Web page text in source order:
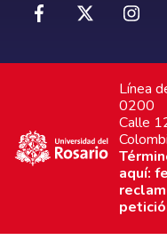
Línea
0200
Calle
aquí: